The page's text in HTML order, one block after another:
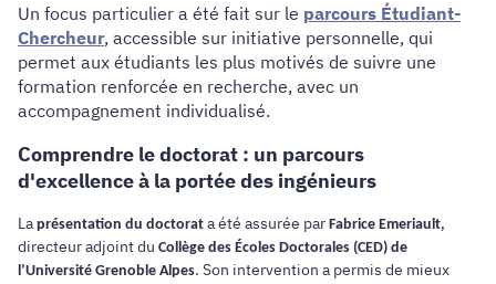
Un focus particulier a été fait sur le parcours Étudiant-
Chercheur, accessible sur initiative personnelle, qui
permet aux étudiants les plus motivés de suivre une
formation renforcée en recherche, avec un
accompagnement individualisé.
Comprendre le doctorat : un parcours
d'excellence à la portée des ingénieurs
La présentation du doctorat a été assurée par Fabrice Emeriault,
directeur adjoint du Collège des Écoles Doctorales (CED) de
l’Université Grenoble Alpes. Son intervention a permis de mieux